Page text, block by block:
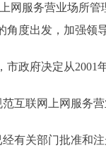
网服务营业场所
角度出发，加强领
府决定从2001
联网上网服务营
关部门批准和注